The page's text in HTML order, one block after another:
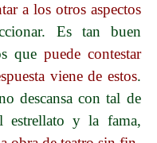
a los otros aspectos
Es tan buen
que puede contestar
viene de estos.
descansa con tal de
estrellato y la fama,